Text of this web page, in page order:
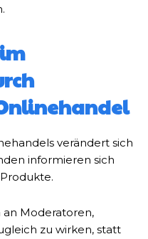
verändert sich
informieren sich
Moderatoren,
zu wirken, statt